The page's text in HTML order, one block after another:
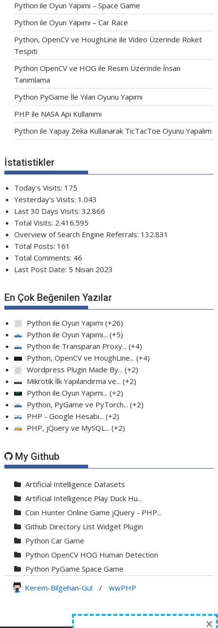
Python ile Oyun Yapımı – Space Game
Python ile Oyun Yapımı – Car Race
Python, OpenCV ve HoughLine ile Video Üzerinde Roket
Tespiti
Python OpenCV ve HOG ile Resim Üzerinde İnsan
Tanımlama
Python PyGame İle Yılan Oyunu Yapımı
PHP ile NASA Api Kullanımı
Python ile Yapay Zeka Kullanarak TicTacToe Oyunu Yapalım
İstatistikler
Today's Visits: 175
Yesterday's Visits: 1.043
Last 30 Days Visits:32.866
Total Visits: 2.416.595
Overview of Search Engine Referrals: 132.831
Total Posts: 161
Total Comments: 46
Last Post Date: 5 Nisan 2023
En Çok Beğenilen Yazılar
Python ile Oyun Yapımı +26
Python ile Oyun Yapımı... +5
Python ile Transparan Proxy... +4
Python, OpenCV ve HoughLine... +4
Wordpress Plugin Made By... +2
Mikrotik İlk Yapılandırma ve... +2
Python ile Oyun Yapımı... +2
Python, PyGame ve PyTorch... +2
PHP - Google Hesabı... +2
PHP, jQuery ve MySQL... +2
My Github
Artificial Intelligence Datasets
Artificial Intelligence Play Duck Hu...
Coin Hunter Online Game jQuery - PHP...
Github Directory List Widget Plugin
Python Car Game
Python OpenCV HOG Human Detection
Python PyGame Space Game
Python Transparent Proxy Server
Kerem-Bilgehan-Gul / wwPHP
×